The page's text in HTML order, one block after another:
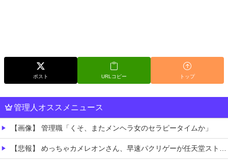
ポスト URLコピー トップ
管理人オススメニュース
【画像】 管理職「くそ、またメンヘラ女のセラピータイムか」
【悲報】 めっちゃカメレオンさん、早速パクリゲーが任天堂ストアに登場してしまう……